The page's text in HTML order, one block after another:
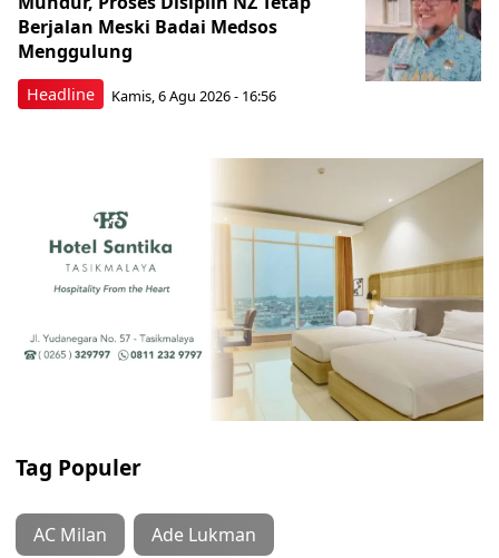
Headline
Berjalan Meski Badai Medsos
Menggulung
Kamis, 6 Agu 2026 - 16:56
Tag Populer
AC Milan Ade Lukman